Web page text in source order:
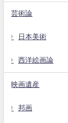
芸術論
日本美術
西洋絵画論
映画遺産
邦画